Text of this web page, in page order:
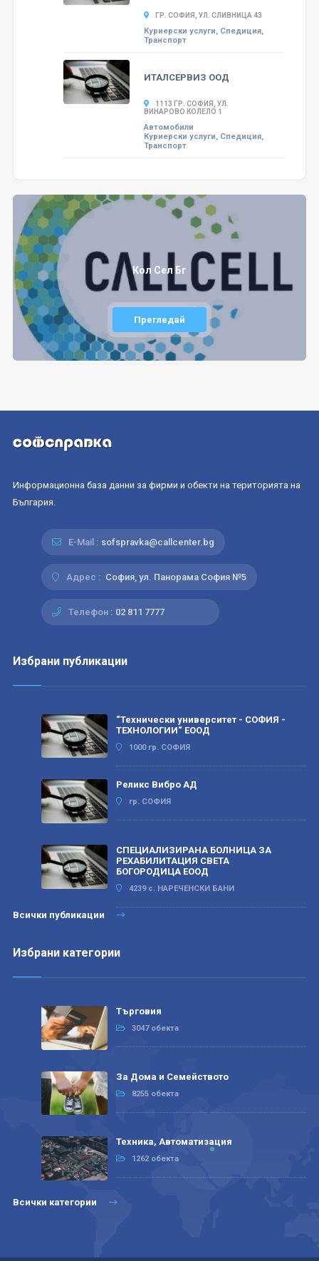
ГР. СОФИЯ, УЛ. СЛИВНИЦА 43
Куриерски услуги, Спедиция,
Транспорт
ИТАЛСЕРВИЗ ООД
1113 ГР. СОФИЯ, УЛ.
ВИНАРОВО КОЛЕЛО 1
Автомобили
Куриерски услуги, Спедиция,
Транспорт
Кол Сел Бг
Прегледай
Информационна база данни за фирми и обекти на територията на
България.
E-Mail : sofspravka@callcenter.bg
Адрес : София, ул. Панорама София №5
Телефон : 02 811 7777
Избрани публикации
“Технически университет - СОФИЯ -
ТЕХНОЛОГИИ“ ЕООД
1000 гр. СОФИЯ
Реликс Вибро АД
гр. СОФИЯ
СПЕЦИАЛИЗИРАНА БОЛНИЦА ЗА
РЕХАБИЛИТАЦИЯ СВЕТА
БОГОРОДИЦА ЕООД
4239 с. НАРЕЧЕНСКИ БАНИ
Всички публикации
Избрани категории
Търговия
3047 обекта
За Дома и Семейството
8255 обекта
Техника, Автоматизация
1262 обекта
Всички категории